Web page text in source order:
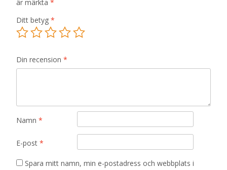
är märkta *
Ditt betyg *
Din recension *
Namn *
E-post *
Spara mitt namn, min e-postadress och webbplats i